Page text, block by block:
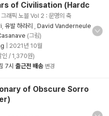
of Civilisation (Hardc
래픽 노블 Vol 2 : 문명의 축
유발 하라리
David Vanderneule
(그림)
2021년 10월
/ 1,370원)
7시 출근전 배송 변경
of Obscure Sorro